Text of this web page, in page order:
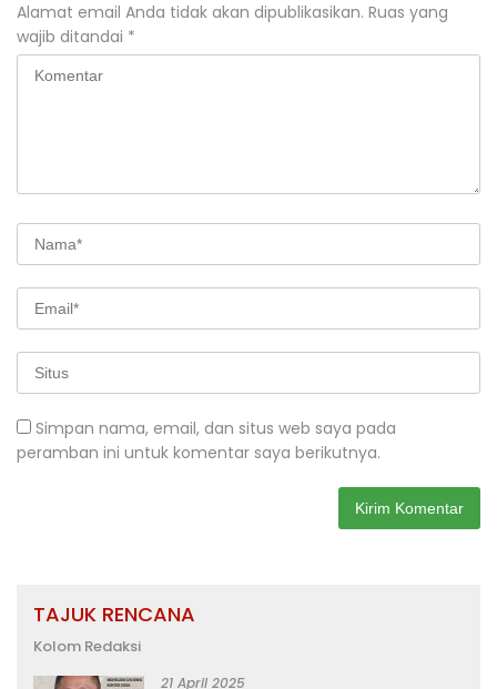
Alamat email Anda tidak akan dipublikasikan. Ruas yang
wajib ditandai *
Simpan nama, email, dan situs web saya pada
peramban ini untuk komentar saya berikutnya.
TAJUK RENCANA
Kolom Redaksi
21 April 2025